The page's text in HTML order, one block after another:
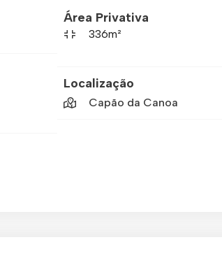
Área Privativa
336m²
Localização
Capão da Canoa